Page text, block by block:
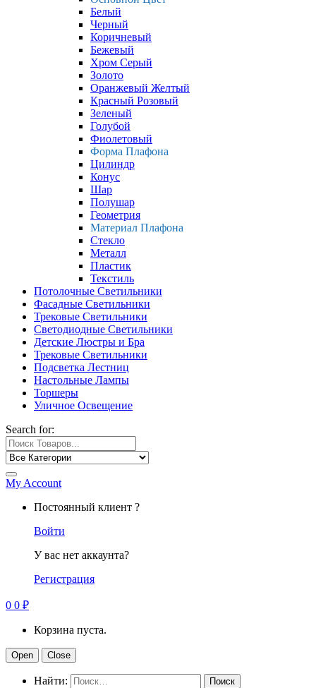
Белый
Черный
Коричневый
Бежевый
Хром Серый
Золото
Оранжевый Желтый
Красный Розовый
Зеленый
Голубой
Фиолетовый
Форма Плафона
Цилиндр
Конус
Шар
Полушар
Геометрия
Материал Плафона
Стекло
Металл
Пластик
Текстиль
Потолочные Светильники
Фасадные Светильники
Трековые Светильники
Светодиодные Светильники
Детские Люстры и Бра
Трековые Светильники
Подсветка Лестниц
Настольные Лампы
Торшеры
Уличное Освещение
Search for:
My Account
Постоянный клиент ?
Войти
У вас нет аккаунта?
Регистрация
0 0 ₽
Корзина пуста.
Open Close
Найти: